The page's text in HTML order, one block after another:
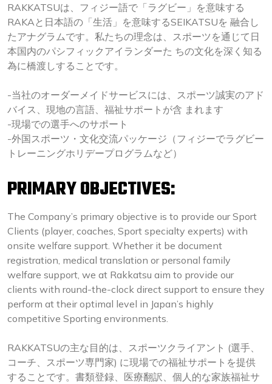
RAKKATSUは、フィジー語で「ラグビー」を意味する
RAKAと日本語の「生活」を意味するSEIKATSUを 融合し
たアナグラムです。私たちの理念は、スポーツを通じて日
本国内のパシフィックアイランダーた ちの文化を深く知る
為に橋渡しすることです。
-当社のオーダーメイドサービスには、スポーツ誠実のアド
バイス、現地の言語、福祉サポートが含 まれます
-現場での選手へのサポート
-外国スポーツ・文化交流パッケージ（フィジーでラグビー
トレーニングホリデープログラムなど）
PRIMARY OBJECTIVES:
The Company’s primary objective is to provide our Sport
Clients (player, coaches, Sport specialty experts) with
onsite welfare support. Whether it be document
registration, medical translation or personal family
welfare support, we at Rakkatsu aim to provide our
clients with round-the-clock direct support to ensure they
perform at their optimal level in Japan’s highly
competitive Sporting environments.
RAKKATSUの主な目的は、スポーツクライアント (選手、
コーチ、スポーツ専門家) に現場での福祉サポートを提供
することです。書類登録、医療翻訳、個人的な家族福祉サ